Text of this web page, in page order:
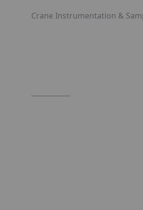
Crane Instrumentation &